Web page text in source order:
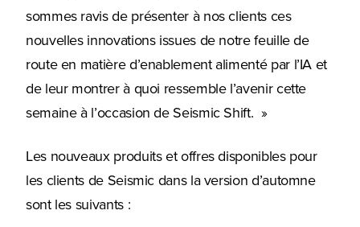
sommes ravis de présenter à nos clients ces
nouvelles innovations issues de notre feuille de
route en matière d’enablement alimenté par l’IA et
de leur montrer à quoi ressemble l’avenir cette
semaine à l’occasion de Seismic Shift. »
Les nouveaux produits et offres disponibles pour
les clients de Seismic dans la version d’automne
sont les suivants :